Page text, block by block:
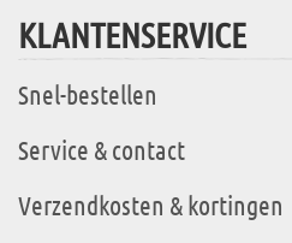
KLANTENSERVICE
Snel-bestellen
Service & contact
Verzendkosten & kortingen